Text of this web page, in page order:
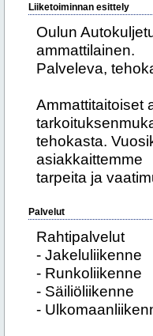
Liiketoiminnan esittely
Oulun
ammattilainen.
Palveleva,
Ammattitaitoiset
tehokasta.
asiakkaittemme
tarpeita ja
Palvelut
Rahtipalvelut
- Jakeluliikenne
- Runkoliikenne
- Säiliöliikenne
-